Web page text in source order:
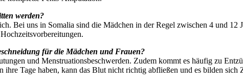
werden?
Bei uns in Somalia sind die Mädchen in der Regel zwischen 4 und
für die Mädchen und Frauen?
und Menstruationsbeschwerden. Zudem kommt es häufig zu
Tage haben, kann das Blut nicht richtig abfließen und es bilden